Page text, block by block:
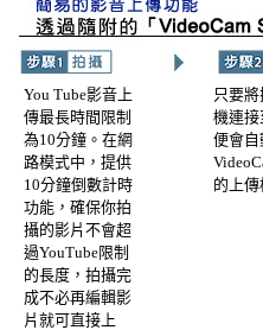
You Tube影音上
傳最長時間限制
為10分鐘。在網
路模式中，提供
10分鐘倒數計時
功能，確保你拍
攝的影片不會超
過YouTube限制
的長度，拍攝完
成不必再編輯影
片就可直接上
只要
機連接
便會自
的上傳